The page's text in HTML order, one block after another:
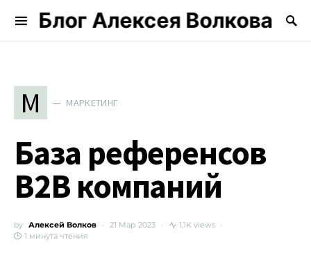
Блог Алексея Волкова
Search for:
М МАРКЕТИНГ
База референсов
B2B компаний
by Алексей Волков 21 Мар 2023
1,1K views
1 минута чтения